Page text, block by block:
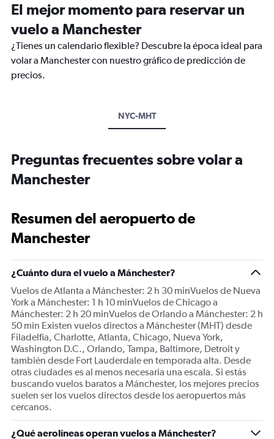
El mejor momento para reservar un
vuelo a Manchester
¿Tienes un calendario flexible? Descubre la época ideal para
volar a Manchester con nuestro gráfico de predicción de
precios.
NYC-MHT
Preguntas frecuentes sobre volar a
Manchester
Resumen del aeropuerto de
Manchester
¿Cuánto dura el vuelo a Mánchester?
Vuelos de Atlanta a Mánchester: 2 h 30 minVuelos de Nueva
York a Mánchester: 1 h 10 minVuelos de Chicago a
Mánchester: 2 h 20 minVuelos de Orlando a Mánchester: 2 h
50 min Existen vuelos directos a Mánchester (MHT) desde
Filadelfia, Charlotte, Atlanta, Chicago, Nueva York,
Washington D.C., Orlando, Tampa, Baltimore, Detroit y
también desde Fort Lauderdale en temporada alta. Desde
otras ciudades es al menos necesaria una escala. Si estás
buscando vuelos baratos a Mánchester, los mejores precios
suelen ser los vuelos directos desde los aeropuertos más
cercanos.
¿Qué aerolíneas operan vuelos a Mánchester?